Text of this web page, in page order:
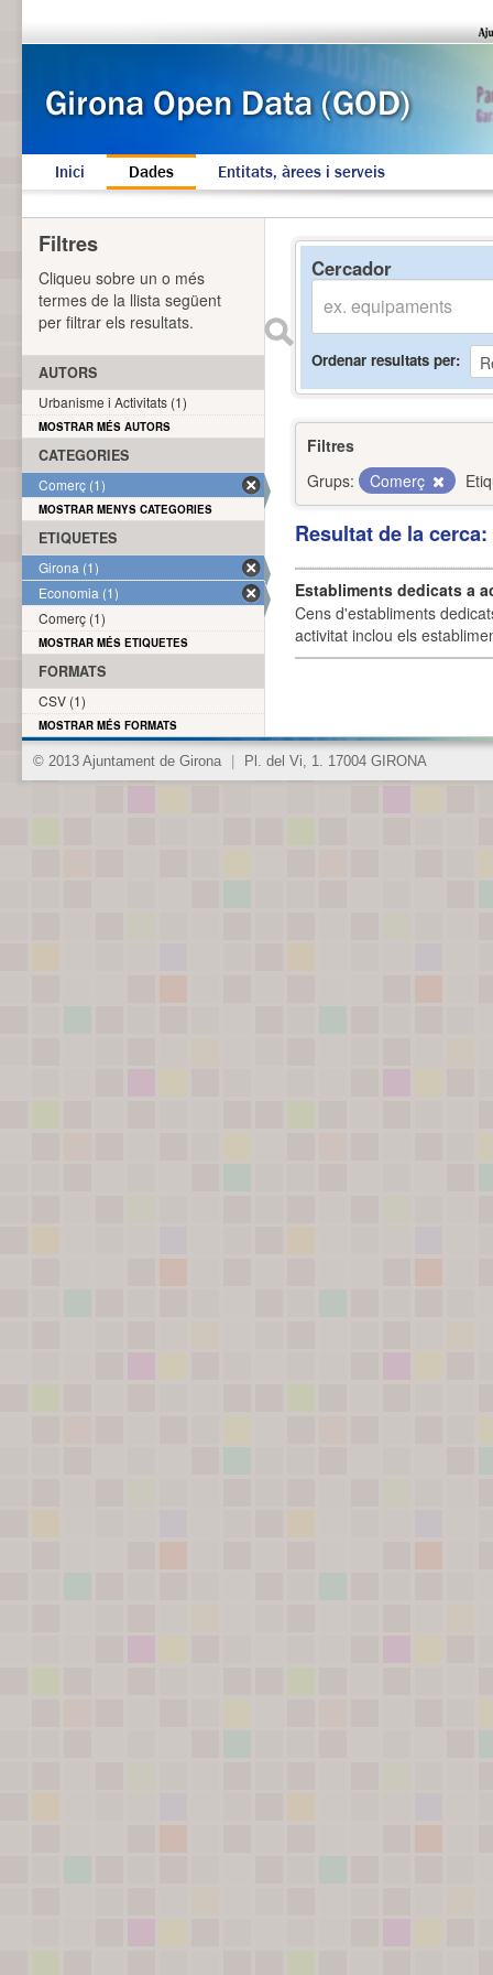
Inici Dades Entitats, àrees i serveis
Cercador
Ordenar resultats per
Filtres
Grups:
Comerç
Resultat de la
Establiments dedicats a
Cens d'establiments
activitat inclou els
Filtres
Cliqueu sobre un o més
termes de la llista següent
per filtrar els resultats.
AUTORS
Urbanisme i Activitats (1)
MOSTRAR MÉS AUTORS
CATEGORIES
Comerç (1)
MOSTRAR MENYS CATEGORIES
ETIQUETES
Girona (1)
Economia (1)
Comerç (1)
MOSTRAR MÉS ETIQUETES
FORMATS
CSV (1)
MOSTRAR MÉS FORMATS
© 2013 Ajuntament de Girona Pl. del Vi, 1. 17004 GIRONA